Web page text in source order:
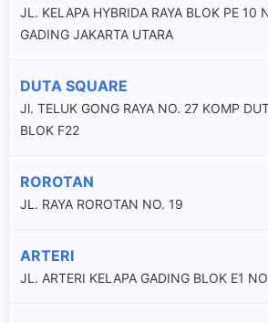
JL. KELAPA HYBRIDA RAYA BLOK PE 10
GADING JAKARTA UTARA
DUTA SQUARE
Jl. TELUK GONG RAYA NO. 27 KOMP
BLOK F22
ROROTAN
JL. RAYA ROROTAN NO. 19
ARTERI
JL. ARTERI KELAPA GADING BLOK E1